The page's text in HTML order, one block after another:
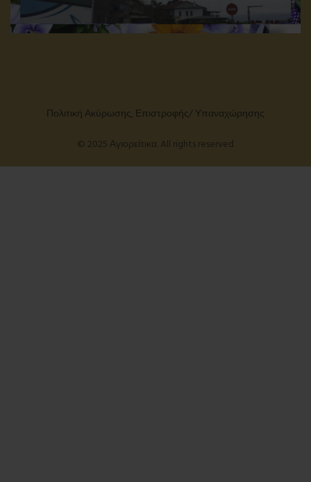
Πολιτική Ακύρωσης, Επιστροφής/ Υπαναχώρησης
© 2025 Αγιορείτικα. All rights reserved